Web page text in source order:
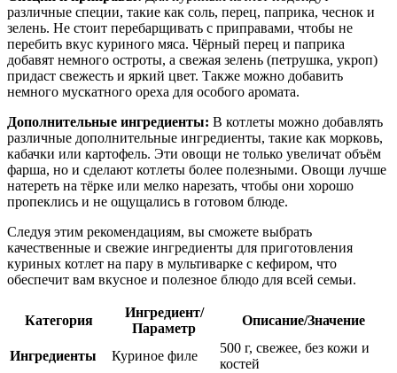
различные специи, такие как соль, перец, паприка, чеснок и
зелень. Не стоит перебарщивать с приправами, чтобы не
перебить вкус куриного мяса. Чёрный перец и паприка
добавят немного остроты, а свежая зелень (петрушка, укроп)
придаст свежесть и яркий цвет. Также можно добавить
немного мускатного ореха для особого аромата.
Дополнительные ингредиенты: В котлеты можно добавлять
различные дополнительные ингредиенты, такие как морковь,
кабачки или картофель. Эти овощи не только увеличат объём
фарша, но и сделают котлеты более полезными. Овощи лучше
натереть на тёрке или мелко нарезать, чтобы они хорошо
пропеклись и не ощущались в готовом блюде.
Следуя этим рекомендациям, вы сможете выбрать
качественные и свежие ингредиенты для приготовления
куриных котлет на пару в мультиварке с кефиром, что
обеспечит вам вкусное и полезное блюдо для всей семьи.
Категория
Ингредиент/
Параметр
Описание/Значение
Ингредиенты Куриное филе
500 г, свежее, без кожи и
костей